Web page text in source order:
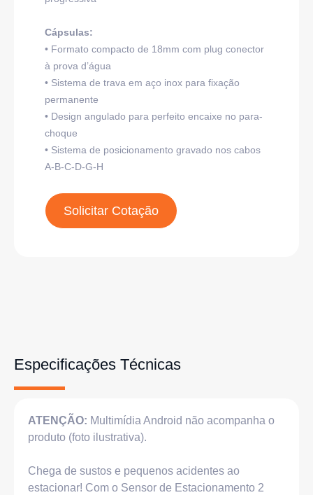
Cápsulas:
• Formato compacto de 18mm com plug conector
à prova d’água
• Sistema de trava em aço inox para fixação
permanente
• Design angulado para perfeito encaixe no para-
choque
• Sistema de posicionamento gravado nos cabos
A-B-C-D-G-H
Solicitar Cotação
Especificações Técnicas
ATENÇÃO: Multimídia Android não acompanha o
produto (foto ilustrativa).
Chega de sustos e pequenos acidentes ao
estacionar! Com o Sensor de Estacionamento 2